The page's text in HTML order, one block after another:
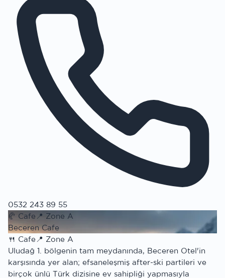
0532 243 89 55
🥐 Cafe 📍 Zone A
Beceren Cafe
🍴 Cafe📍 Zone A
Uludağ 1. bölgenin tam meydanında, Beceren Otel'in
karşısında yer alan; efsaneleşmiş after-ski partileri ve
birçok ünlü Türk dizisine ev sahipliği yapmasıyla